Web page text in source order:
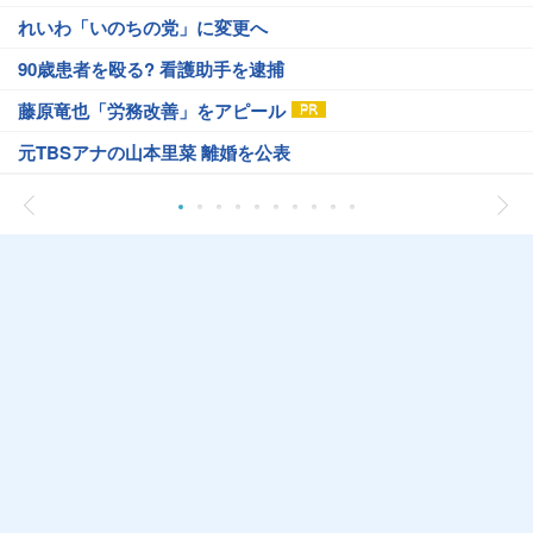
れいわ「いのちの党」に変更へ
90歳患者を殴る? 看護助手を逮捕
藤原竜也「労務改善」をアピール
元TBSアナの山本里菜 離婚を公表